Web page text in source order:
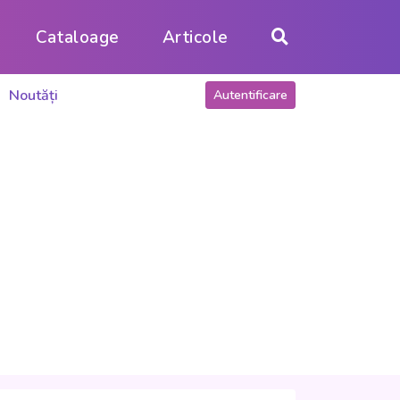
Cataloage Articole
Noutăți Autentificare